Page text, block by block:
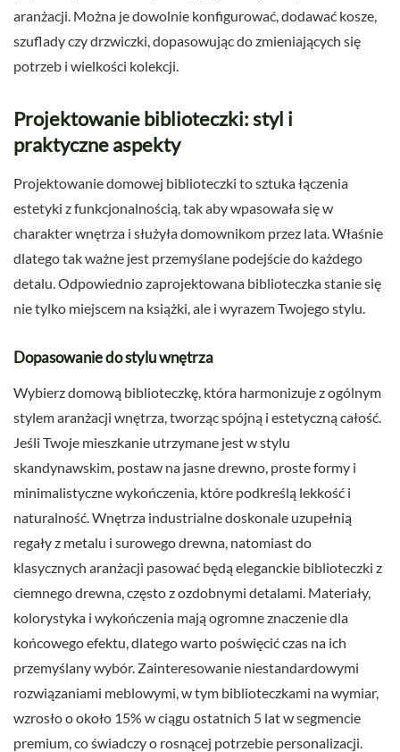
aranżacji. Można je dowolnie konfigurować, dodawać kosze,
szuflady czy drzwiczki, dopasowując do zmieniających się
potrzeb i wielkości kolekcji.
Projektowanie biblioteczki: styl i
praktyczne aspekty
Projektowanie domowej biblioteczki to sztuka łączenia
estetyki z funkcjonalnością, tak aby wpasowała się w
charakter wnętrza i służyła domownikom przez lata. Właśnie
dlatego tak ważne jest przemyślane podejście do każdego
detalu. Odpowiednio zaprojektowana biblioteczka stanie się
nie tylko miejscem na książki, ale i wyrazem Twojego stylu.
Dopasowanie do stylu wnętrza
Wybierz domową biblioteczkę, która harmonizuje z ogólnym
stylem aranżacji wnętrza, tworząc spójną i estetyczną całość.
Jeśli Twoje mieszkanie utrzymane jest w stylu
skandynawskim, postaw na jasne drewno, proste formy i
minimalistyczne wykończenia, które podkreślą lekkość i
naturalność. Wnętrza industrialne doskonale uzupełnią
regały z metalu i surowego drewna, natomiast do
klasycznych aranżacji pasować będą eleganckie biblioteczki z
ciemnego drewna, często z ozdobnymi detalami. Materiały,
kolorystyka i wykończenia mają ogromne znaczenie dla
końcowego efektu, dlatego warto poświęcić czas na ich
przemyślany wybór. Zainteresowanie niestandardowymi
rozwiązaniami meblowymi, w tym biblioteczkami na wymiar,
wzrosło o około 15% w ciągu ostatnich 5 lat w segmencie
premium, co świadczy o rosnącej potrzebie personalizacji.